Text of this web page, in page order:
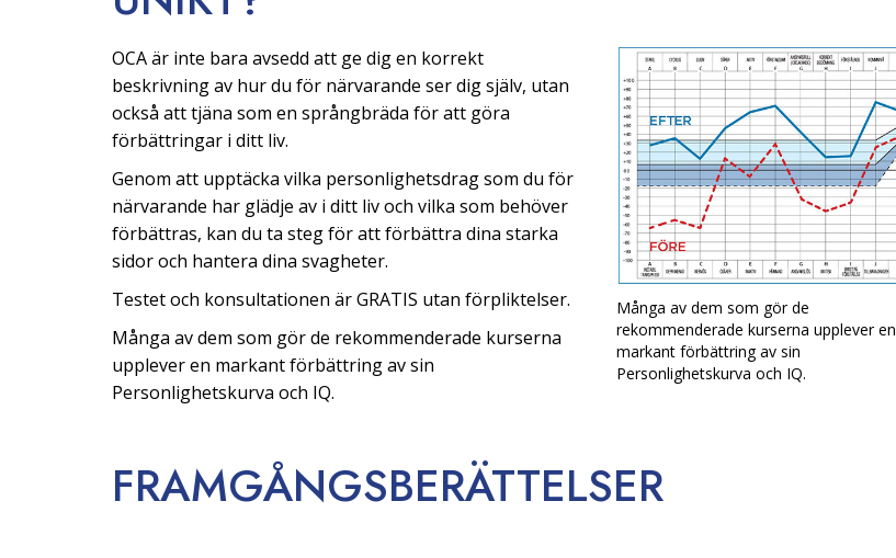
OCA är inte bara avsedd att ge dig en korrekt
beskrivning av hur du för närvarande ser dig själv, utan
också att tjäna som en språngbräda för att göra
förbättringar i ditt liv.
Genom att upptäcka vilka personlighetsdrag som du för
närvarande har glädje av i ditt liv och vilka som behöver
förbättras, kan du ta steg för att förbättra dina starka
sidor och hantera dina svagheter.
Testet och konsultationen är GRATIS utan förpliktelser.
Många av dem som gör de rekommenderade kurserna
upplever en markant förbättring av sin
Personlighetskurva och IQ.
Många av dem som gör de
rekommenderade kurserna upplever en
markant förbättring av sin
Personlighetskurva och IQ.
FRAMGÅNGS­BERÄTTELSER